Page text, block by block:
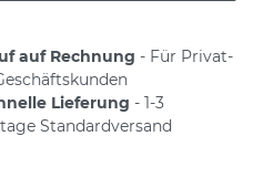
auf Rechnung - Für Privat-
Lieferung - 1-3
Standardversand